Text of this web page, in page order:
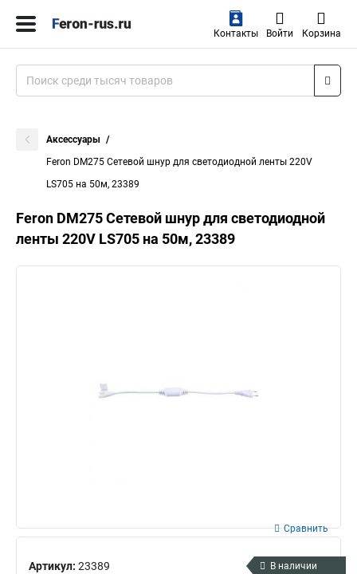
Контакты Войти Корзина
Аксессуары
Feron DM275 Сетевой шнур для светодиодной ленты 220V
LS705 на 50м, 23389
Feron DM275 Сетевой шнур для светодиодной
ленты 220V LS705 на 50м, 23389
Артикул: 23389
Сравнить
В наличии